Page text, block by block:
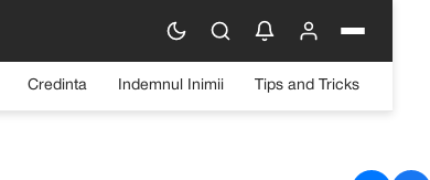
Credinta Indemnul Inimii Tips and Tricks